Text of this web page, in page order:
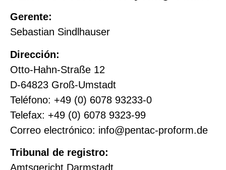
Gerente:
Sebastian Sindlhauser
Dirección:
Otto-Hahn-Straße 12
D-64823 Groß-Umstadt
Teléfono: +49 (0) 6078 93233-0
Telefax: +49 (0) 6078 9323-99
Correo electrónico: info@pentac-proform.de
Tribunal de registro:
Amtsgericht Darmstadt